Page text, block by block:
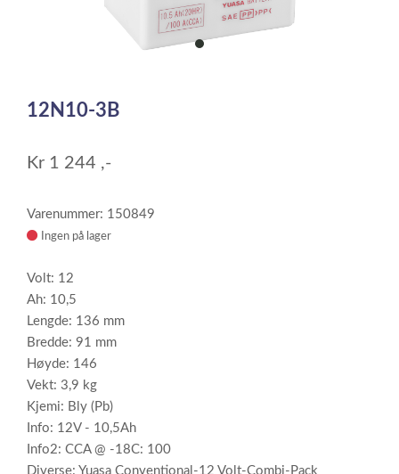
item
of
12N10-3B
Kr 1 244 ,-
Varenummer: 150849
Ingen på lager
Volt: 12
Ah: 10,5
Lengde: 136 mm
Bredde: 91 mm
Høyde: 146
Vekt: 3,9 kg
Kjemi: Bly (Pb)
Info: 12V - 10,5Ah
Info2: CCA @ -18C: 100
Diverse: Yuasa Conventional-12 Volt-Combi-Pack